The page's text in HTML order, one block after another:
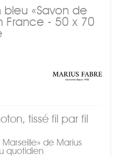
«Savon de
France - 50 x 70
tissé fil par fil
de Marius
quotidien